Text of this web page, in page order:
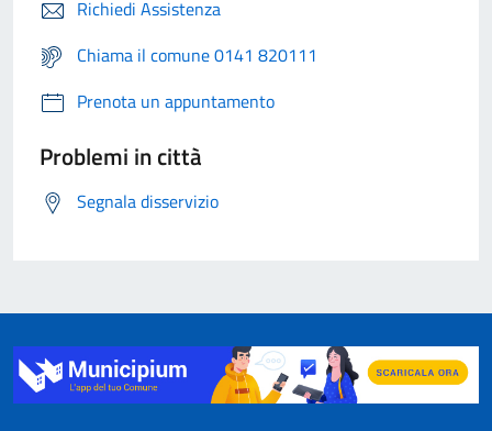
Richiedi Assistenza
Chiama il comune 0141 820111
Prenota un appuntamento
Problemi in città
Segnala disservizio